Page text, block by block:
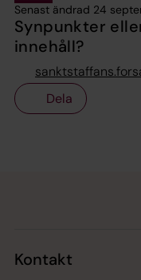
Senast ändrad 24
Synpunkter
innehåll?
Dela
Kontakt